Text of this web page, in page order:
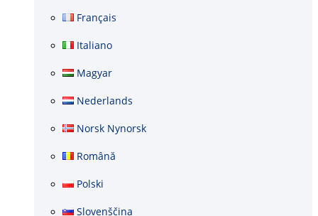
Français
Italiano
Magyar
Nederlands
Norsk Nynorsk
Română
Polski
Slovenščina